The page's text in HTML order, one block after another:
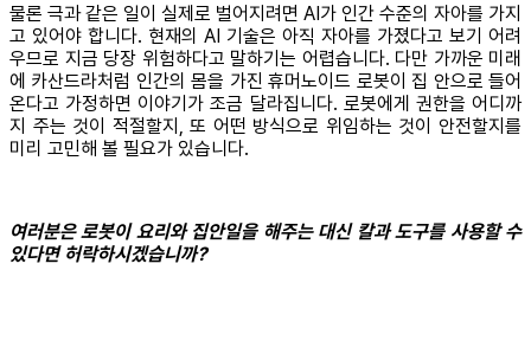
물론 극과 같은 일이 실제로 벌어지려면 AI가 인간 수준의 자아를 가지
고 있어야 합니다. 현재의 AI 기술은 아직 자아를 가졌다고 보기 어려
우므로 지금 당장 위험하다고 말하기는 어렵습니다. 다만 가까운 미래
에 카산드라처럼 인간의 몸을 가진 휴머노이드 로봇이 집 안으로 들어
온다고 가정하면 이야기가 조금 달라집니다. 로봇에게 권한을 어디까
지 주는 것이 적절할지, 또 어떤 방식으로 위임하는 것이 안전할지를
미리 고민해 볼 필요가 있습니다.
여러분은 로봇이 요리와 집안일을 해주는 대신 칼과 도구를 사용할 수
있다면 허락하시겠습니까?